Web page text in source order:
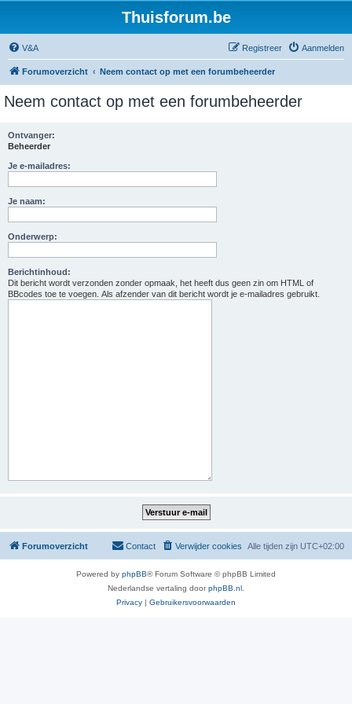
Thuisforum.be
V&A Aanmelden
Registreer
Forumoverzicht Neem contact op met een forumbeheerder
Neem contact op met een forumbeheerder
Ontvanger:
Beheerder
Je e-mailadres:
Je naam:
Onderwerp:
Berichtinhoud:
Dit bericht wordt verzonden zonder opmaak, het heeft dus geen zin om HTML of
BBcodes toe te voegen. Als afzender van dit bericht wordt je e-mailadres gebruikt.
Forumoverzicht Alle tijden zijn UTC+02:00
Verwijder cookies
Contact
Powered by phpBB® Forum Software © phpBB Limited
Nederlandse vertaling doorphpBB.nl
Privacy | Gebruikersvoorwaarden